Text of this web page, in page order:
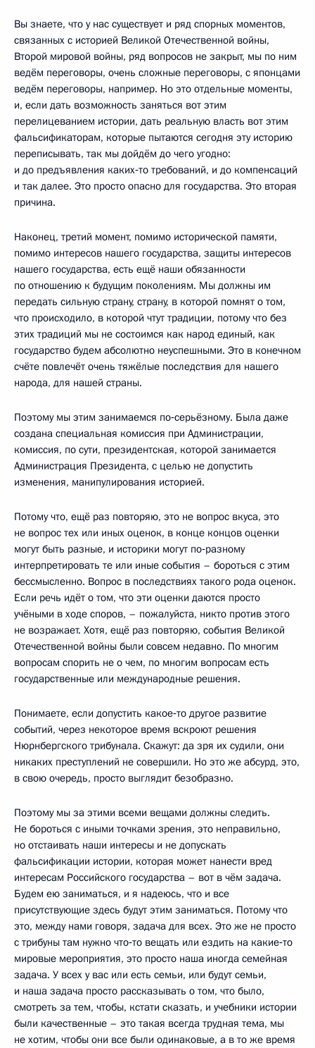
Вы знаете, что у нас существует и ряд спорных моментов,
связанных с историей Великой Отечественной войны,
Второй мировой войны, ряд вопросов не закрыт, мы по ним
ведём переговоры, очень сложные переговоры, с японцами
ведём переговоры, например. Но это отдельные моменты,
и, если дать возможность заняться вот этим
перелицеванием истории, дать реальную власть вот этим
фальсификаторам, которые пытаются сегодня эту историю
переписывать, так мы дойдём до чего угодно:
и до предъявления каких‑то требований, и до компенсаций
и так далее. Это просто опасно для государства. Это вторая
причина.
Наконец, третий момент, помимо исторической памяти,
помимо интересов нашего государства, защиты интересов
нашего государства, есть ещё наши обязанности
по отношению к будущим поколениям. Мы должны им
передать сильную страну, страну, в которой помнят о том,
что происходило, в которой чтут традиции, потому что без
этих традиций мы не состоимся как народ единый, как
государство будем абсолютно неуспешными. Это в конечном
счёте повлечёт очень тяжёлые последствия для нашего
народа, для нашей страны.
Поэтому мы этим занимаемся по‑серьёзному. Была даже
создана специальная комиссия при Администрации,
комиссия, по сути, президентская, которой занимается
Администрация Президента, с целью не допустить
изменения, манипулирования историей.
Потому что, ещё раз повторяю, это не вопрос вкуса, это
не вопрос тех или иных оценок, в конце концов оценки
могут быть разные, и историки могут по‑разному
интерпретировать те или иные события – бороться с этим
бессмысленно. Вопрос в последствиях такого рода оценок.
Если речь идёт о том, что эти оценки даются просто
учёными в ходе споров, – пожалуйста, никто против этого
не возражает. Хотя, ещё раз повторяю, события Великой
Отечественной войны были совсем недавно. По многим
вопросам спорить не о чем, по многим вопросам есть
государственные или международные решения.
Понимаете, если допустить какое‑то другое развитие
событий, через некоторое время вскроют решения
Нюрнбергского трибунала. Скажут: да зря их судили, они
никаких преступлений не совершили. Но это же абсурд, это,
в свою очередь, просто выглядит безобразно.
Поэтому мы за этими всеми вещами должны следить.
Не бороться с иными точками зрения, это неправильно,
но отстаивать наши интересы и не допускать
фальсификации истории, которая может нанести вред
интересам Российского государства – вот в чём задача.
Будем ею заниматься, и я надеюсь, что и все
присутствующие здесь будут этим заниматься. Потому что
это, между нами говоря, задача для всех. Это же не просто
с трибуны там нужно что‑то вещать или ездить на какие‑то
мировые мероприятия, это просто наша иногда семейная
задача. У всех у вас или есть семьи, или будут семьи,
и наша задача просто рассказывать о том, что было,
смотреть за тем, чтобы, кстати сказать, и учебники истории
были качественные – это такая всегда трудная тема, мы
не хотим, чтобы они все были одинаковые, а в то же время